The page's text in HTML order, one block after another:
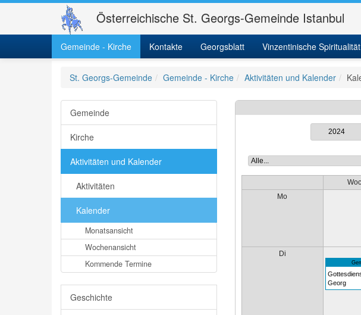
Österreichische St. Georgs-Gemeinde Istanbul
Gemeinde - Kirche Kontakte Georgsblatt Vinzentinische Spiritualität
St. Georgs-Gemeinde Gemeinde - Kirche Aktivitäten und Kalender
Gemeinde
Kirche
Aktivitäten und Kalender
Aktivitäten
Kalender
Monatsansicht
Wochenansicht
Kommende Termine
Geschichte
2024
Mo
Di
Georg